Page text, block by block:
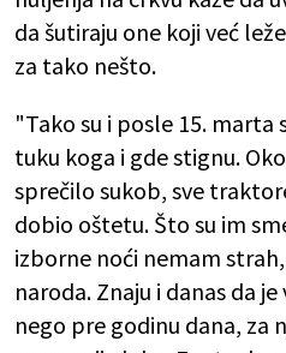
da šutiraju one koji već
za tako nešto.
"Tako su i posle 15. marta
tuku koga i gde stignu.
sprečilo sukob, sve
dobio oštetu. Što su im
izborne noći nemam
naroda. Znaju i danas da
nego pre godinu dana, za